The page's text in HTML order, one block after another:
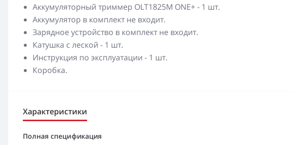
Аккумуляторный триммер OLT1825M ONE+ - 1 шт.
Аккумулятор в комплект не входит.
Зарядное устройство в комплект не входит.
Катушка с леской - 1 шт.
Инструкция по эксплуатации - 1 шт.
Коробка.
Характеристики
Полная спецификация